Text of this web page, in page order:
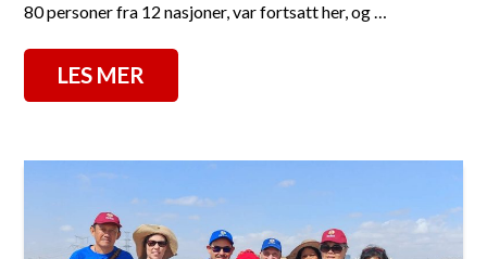
80 personer fra 12 nasjoner, var fortsatt her, og …
LES MER